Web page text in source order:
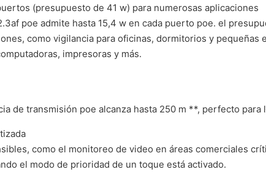
(presupuesto de 41 w) para numerosas aplicaciones
poe admite hasta 15,4 w en cada puerto poe. el
como vigilancia para oficinas, dormitorios y
impresoras y más.
de transmisión poe alcanza hasta 250 m **, perfecto
como el monitoreo de video en áreas comerciales
el modo de prioridad de un toque está activado.